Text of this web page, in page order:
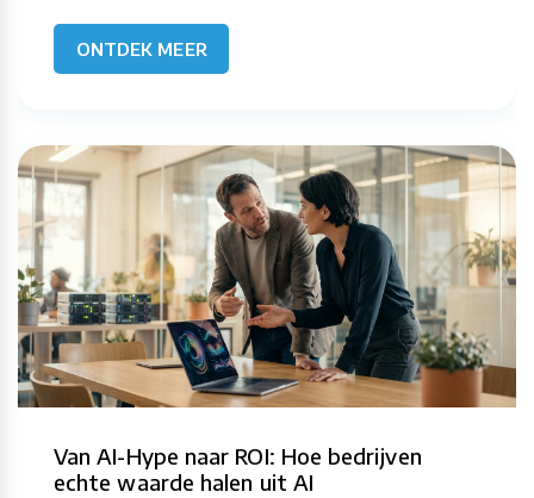
ONTDEK MEER
Van AI-Hype naar ROI: Hoe bedrijven
echte waarde halen uit AI